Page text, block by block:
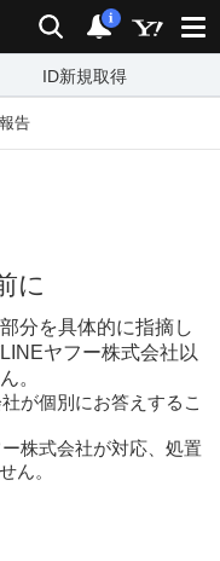
検索 通知
i
ID新規取得
告
に
分を具体的に指摘し
ヤフー株式会社以
。
が個別にお答えするこ
株式会社が対応、処置
ん。